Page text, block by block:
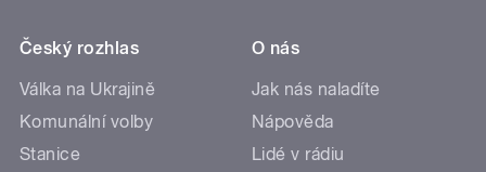
Český rozhlas
Válka na Ukrajině
Komunální volby
Stanice
O nás
Jak nás naladíte
Nápověda
Lidé v rádiu